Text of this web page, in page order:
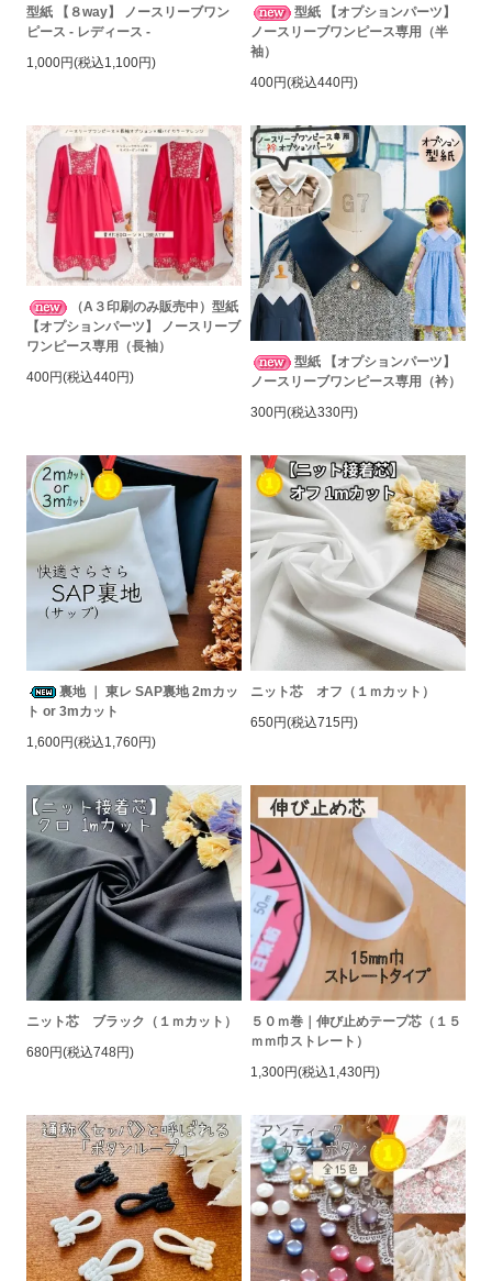
型紙 【８way】 ノースリーブワン
ピース - レディース -
1,000円(税込1,100円)
型紙 【オプションパーツ】
ノースリーブワンピース専用（半
袖）
400円(税込440円)
（A３印刷のみ販売中）型紙
【オプションパーツ】 ノースリーブ
ワンピース専用（長袖）
400円(税込440円)
型紙 【オプションパーツ】
ノースリーブワンピース専用（衿）
300円(税込330円)
裏地 ｜ 東レ SAP裏地 2mカッ
ト or 3mカット
1,600円(税込1,760円)
ニット芯 オフ（１ｍカット）
650円(税込715円)
ニット芯 ブラック（１ｍカット）
680円(税込748円)
５０ｍ巻｜伸び止めテープ芯（１５
ｍｍ巾ストレート）
1,300円(税込1,430円)